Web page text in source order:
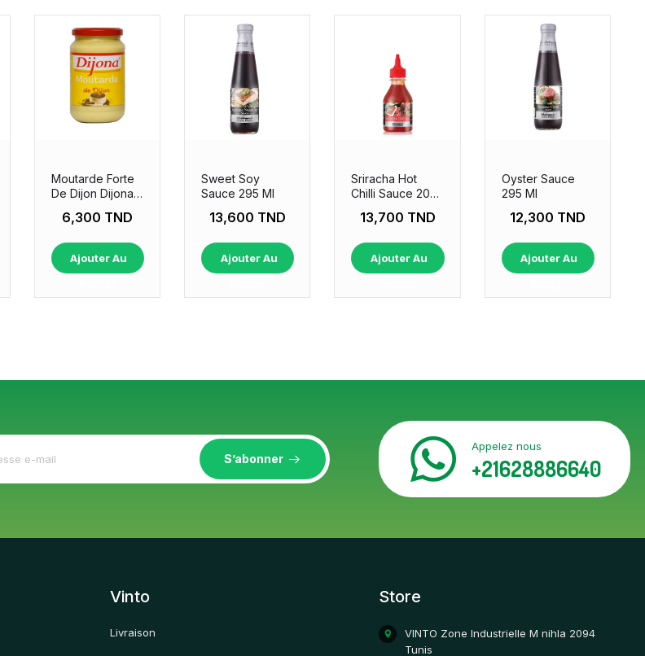
Moutarde Forte
De Dijon Dijona
6,300 TND
Ajouter Au
Sweet Soy
Sauce 295 Ml
13,600 TND
Sriracha Hot
Chilli Sauce 200
13,700 TND
Ajouter Au
Oyster Sauce
295 Ml
12,300 TND
Ajouter Au
S’abonner
Appelez nous
+21628886640
Vinto
Livraison
Store
VINTO Zone Industrielle M nihla 2094
Tunis